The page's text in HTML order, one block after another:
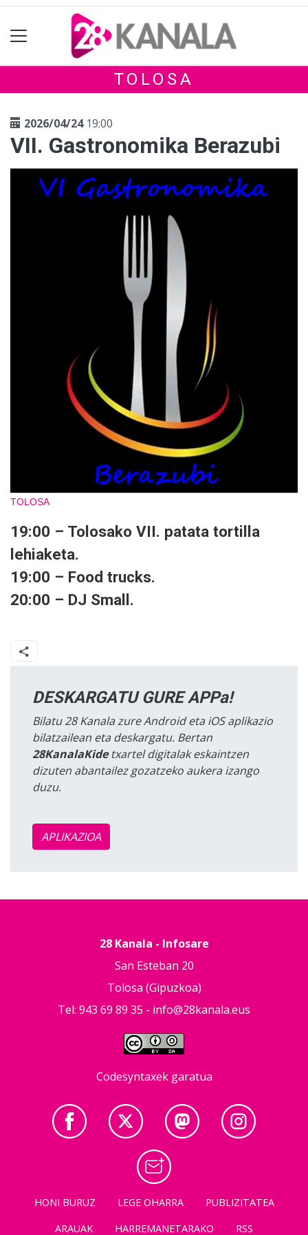
TOLOSA
2026/04/2419:00
VII. Gastronomika Berazubi
TOLOSA
19:00 – Tolosako VII. patata tortilla
lehiaketa.
19:00 – Food trucks.
20:00 – DJ Small.
DESKARGATU GURE APPa!
Bilatu 28 Kanala zure Android eta iOS aplikazio
bilatzailean eta deskargatu. Bertan
28KanalaKidetxartel digitalak eskaintzen
dizuten abantailez gozatzeko aukera izango
duzu.
APLIKAZIOA
28 Kanala - Infosare
San Esteban 20
Tolosa (Gipuzkoa)
Tel: 943 69 89 35 - info@28kanala.eus
Codesyntaxek garatua
HONI BURUZ LEGE OHARRA
PUBLIZITATEA
ARAUAK
HARREMANETARAKO RSS